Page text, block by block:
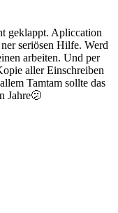
geklappt. Apliccation
seriösen Hilfe. Werd
arbeiten. Und per
aller Einschreiben
Tamtam sollte das
Jahre🫤